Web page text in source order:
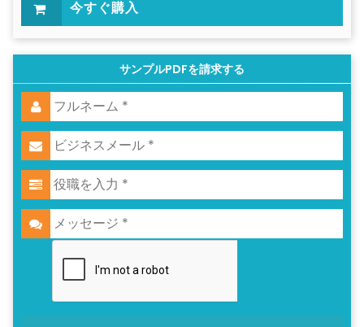
今すぐ購入
サンプルPDFを請求する